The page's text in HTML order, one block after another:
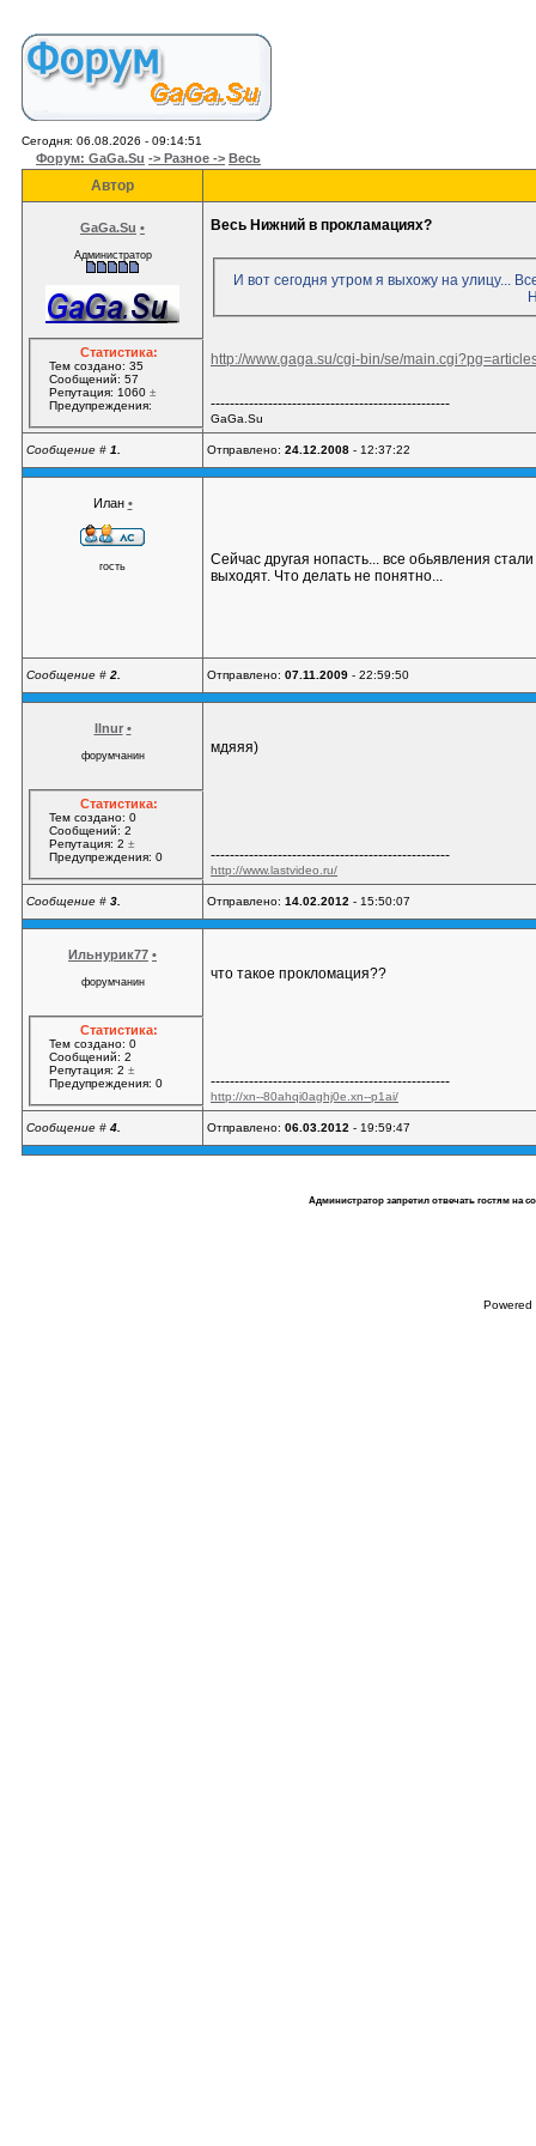
Сегодня: 06.08.2026 - 09:14:51
Форум: GaGa.Su -> Разное -> Весь
Автор
GaGa.Su •
Администратор
Статистика:
Тем создано: 35
Сообщений: 57
Репутация: 1060±
Предупреждения:
Весь Нижний в прокламациях?
И вот сегодня утром я выхожу на улицу...
http://www.gaga.su/cgi-bin/se/
--------------------------------------------------
GaGa.Su
Сообщение # 1. Отправлено: 24.12.2008 - 12:37:22
Илан •
гость
Сейчас другая нопасть... все обьявления
выходят. Что делать не понятно...
Сообщение # 2. Отправлено: 07.11.2009 - 22:59:50
Ilnur •
форумчанин
Статистика:
Тем создано: 0
Сообщений: 2
Репутация: 2±
Предупреждения: 0
мдяяя)
--------------------------------------------------
http://www.lastvideo.ru/
Сообщение # 3. Отправлено: 14.02.2012 - 15:50:07
Ильнурик77 •
форумчанин
Статистика:
Тем создано: 0
Сообщений: 2
Репутация: 2±
Предупреждения: 0
что такое прокломация??
--------------------------------------------------
http://xn--80ahqi0aghj0e.xn--p1ai/
Сообщение # 4. Отправлено: 06.03.2012 - 19:59:47
Администратор запретил отвечать гостям на